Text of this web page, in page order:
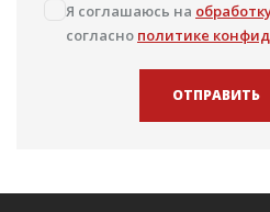
Я соглашаюсь на
согласно политике
ОТПРАВИТЬ